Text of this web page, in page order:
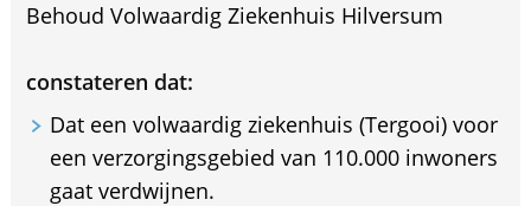
Behoud Volwaardig Ziekenhuis Hilversum
constateren dat:
Dat een volwaardig ziekenhuis (Tergooi) voor
een verzorgingsgebied van 110.000 inwoners
gaat verdwijnen.